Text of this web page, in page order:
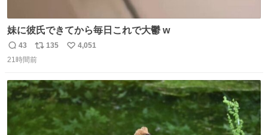
妹に彼氏できてから毎日これで大鬱 w
返
信
43
リ
ポ
ト
数
135
い
数
4,051
21時間前